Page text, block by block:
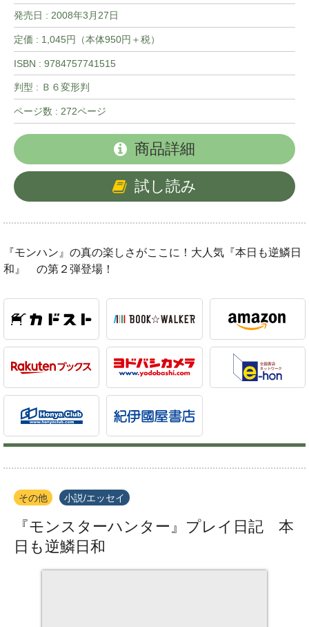
発売日 : 2008年3月27日
定価 : 1,045円（本体950円＋税）
ISBN : 9784757741515
判型 : Ｂ６変形判
ページ数 : 272ページ
商品詳細
試し読み
『モンハン』の真の楽しさがここに！大人気『本日も逆鱗日
和』 の第２弾登場！
その他 小説/エッセイ
『モンスターハンター』プレイ日記 本
日も逆鱗日和